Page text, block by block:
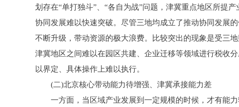
划存在“单打独斗”、“各自为战”问题，津冀重点地区所提
协同发展难以快速突破。尽管三地均成立了推动协同发展
不断升级，带动资源的极大浪费。比较突出的现象是受三
津冀地区之间难以在园区共建、企业迁移等领域进行税收
以界定、具体操作上难以执行。
(二)北京核心带动能力待增强、津冀承接能力差
一方面，当区域产业发展到一定规模的时候，才有能力